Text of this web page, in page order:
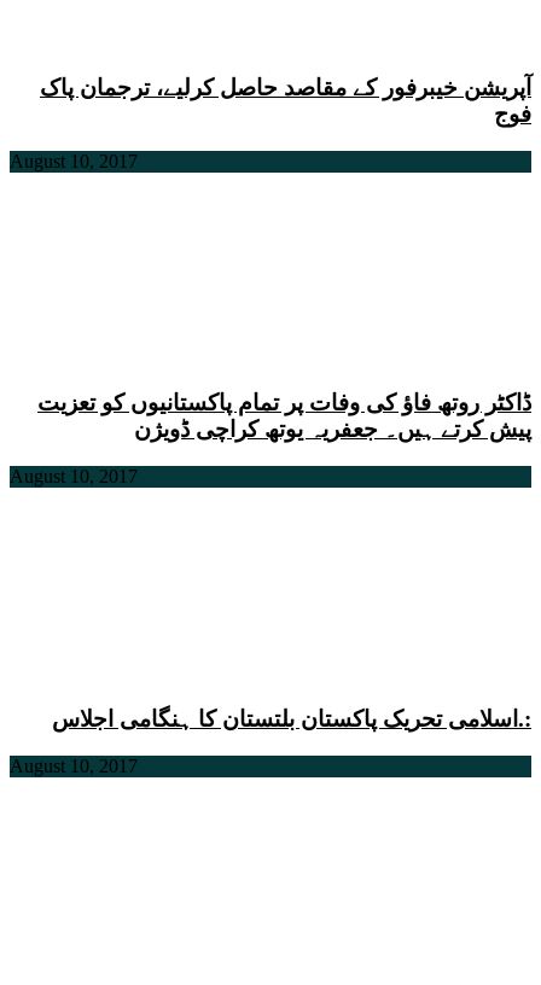
آپریشن خیبرفور کے مقاصد حاصل کرلیے، ترجمان پاک
فوج
August 10, 2017
ڈاکٹر روتھ فاؤ کی وفات پر تمام پاکستانیوں کو تعزیت
پیش کرتے ہیں۔ جعفریہ یوتھ کراچی ڈویژن
August 10, 2017
اسلامی تحریک پاکستان بلتستان کا ہنگامی اجلاس.:
August 10, 2017